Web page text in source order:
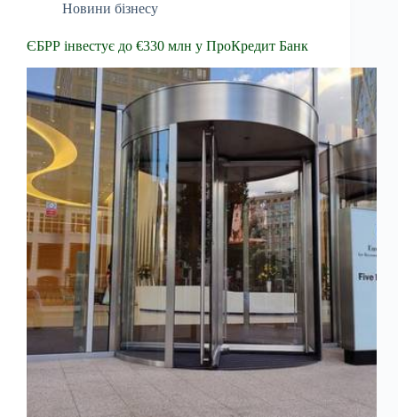
Новини бізнесу
ЄБРР інвестує до €330 млн у ПроКредит Банк